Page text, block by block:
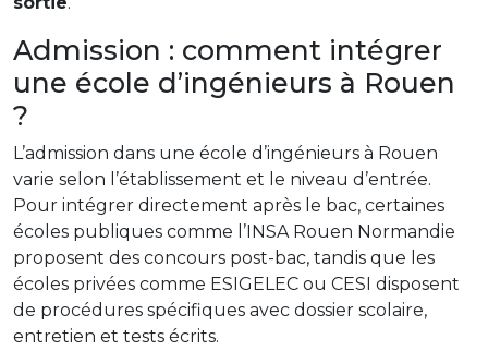
Admission : comment intégrer
une école d’ingénieurs à Rouen
?
L’admission dans une école d’ingénieurs à Rouen
varie selon l’établissement et le niveau d’entrée.
Pour intégrer directement après le bac, certaines
écoles publiques comme l’INSA Rouen Normandie
proposent des concours post-bac, tandis que les
écoles privées comme ESIGELEC ou CESI disposent
de procédures spécifiques avec dossier scolaire,
entretien et tests écrits.